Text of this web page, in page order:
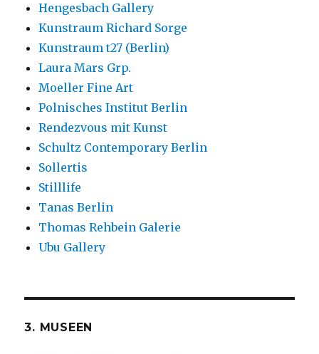
Hengesbach Gallery
Kunstraum Richard Sorge
Kunstraum t27 (Berlin)
Laura Mars Grp.
Moeller Fine Art
Polnisches Institut Berlin
Rendezvous mit Kunst
Schultz Contemporary Berlin
Sollertis
Stilllife
Tanas Berlin
Thomas Rehbein Galerie
Ubu Gallery
3. MUSEEN